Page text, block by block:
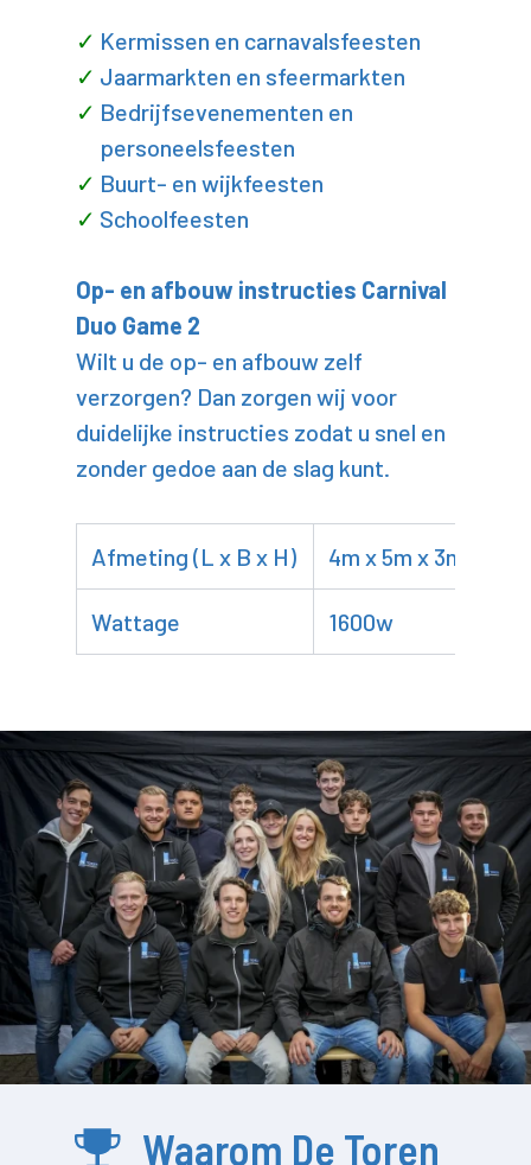
Kermissen en carnavalsfeesten
Jaarmarkten en sfeermarkten
Bedrijfsevenementen en
personeelsfeesten
Buurt- en wijkfeesten
Schoolfeesten
Op- en afbouw instructies Carnival
Duo Game 2
Wilt u de op- en afbouw zelf
verzorgen? Dan zorgen wij voor
duidelijke instructies zodat u snel en
zonder gedoe aan de slag kunt.
Afmeting (L x B x H) 4m x 5m x 3m
Wattage 1600w
Waarom De Toren